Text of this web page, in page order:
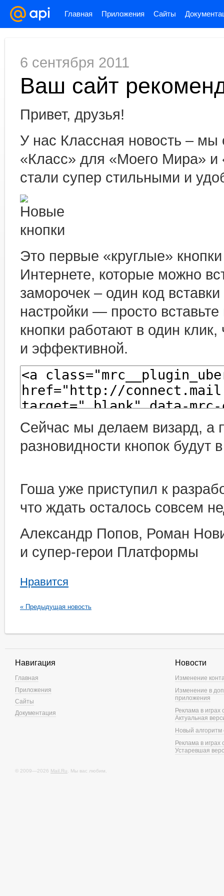
Главная Приложения Сайты
6 сентября 2011
Ваш сайт
Привет, друзья!
У нас Классная новость – мы
«Класс» для «Моего Мира» и
стали супер стильными и
Это первые «круглые»
Интернете, которые можно
заморочек – один код
настройки — просто
кнопки работают в один
и эффективной.
Сейчас мы делаем визард, а
разновидности кнопок будут
Гоша уже приступил к
что ждать осталось совсем
Александр Попов, Роман
и супер-герои Платформы
Нравится
« Предыдущая новость
Навигация
Главная
Приложения
Сайты
Документация
Новости
Изменение
Изменение в
приложения
Реклама в
Актуальная
Новый алгоритм
Реклама в
Устаревшая
© 2009—2026 Mail.Ru . Мы вас любим.